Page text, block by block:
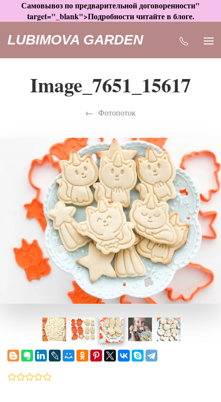
Самовывоз по предварительной договоренности"
target="_blank">Подробности читайте в блоге.
LUBIMOVA GARDEN
Image_7651_15617
Фотопоток